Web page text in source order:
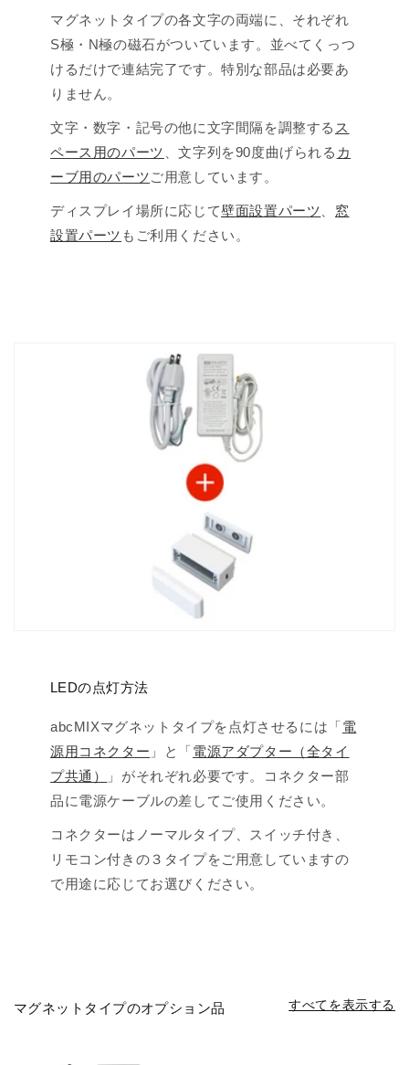
マグネットタイプの各文字の両端に、それぞれ
S極・N極の磁石がついています。並べてくっつ
けるだけで連結完了です。特別な部品は必要あ
りません。
文字・数字・記号の他に文字間隔を調整する ス
ペース用のパーツ
、文字列を90度曲げられる カ
ーブ用のパーツご用意しています。
ディスプレイ場所に応じて壁面設置パーツ
窓
設置パーツ もご利用ください。
LEDの点灯方法
abcMIXマグネットタイプを点灯させるには「電
源用コネクター 」と「電源アダプター（全タイ
プ共通）
」がそれぞれ必要です。コネクター部
品に電源ケーブルの差してご使用ください。
コネクターはノーマルタイプ、スイッチ付き、
リモコン付きの３タイプをご用意していますの
で用途に応じてお選びください。
マグネットタイプのオプション品 すべてを表示する